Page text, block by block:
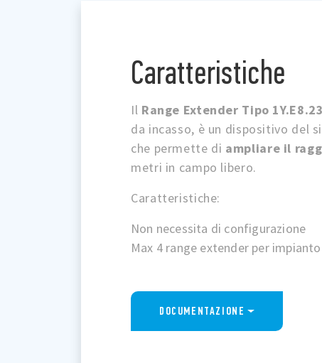
Caratteristiche
Il Range Extender Tipo
da incasso, è un dispositivo del
che permette di ampliare il
metri in campo libero.
Caratteristiche:
Non necessita di configurazione
Max 4 range extender per impianto
DOCUMENTAZIONE